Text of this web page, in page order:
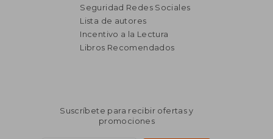
Seguridad Redes Sociales
Lista de autores
Incentivo a la Lectura
Libros Recomendados
Suscríbete para recibir ofertas y
promociones